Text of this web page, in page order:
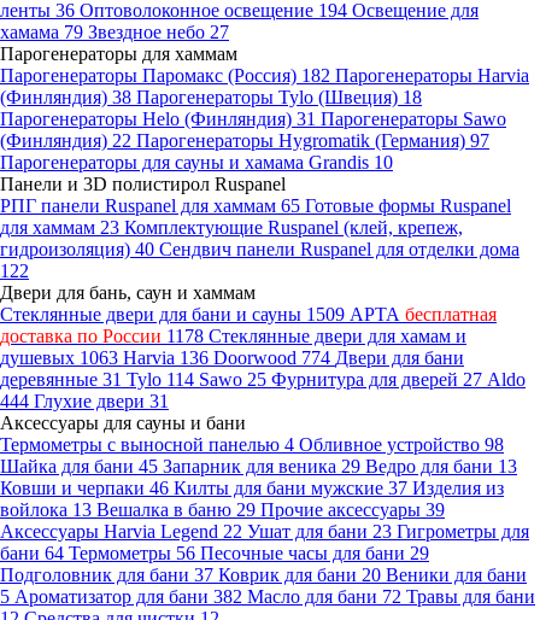
ленты 36 Оптоволоконное освещение 194 Освещение для
хамама 79 Звездное небо 27
Парогенераторы для хаммам
Парогенераторы Паромакс (Россия) 182 Парогенераторы Harvia
(Финляндия) 38 Парогенераторы Tylo (Швеция) 18
Парогенераторы Helo (Финляндия) 31 Парогенераторы Sawo
(Финляндия) 22 Парогенераторы Hygromatik (Германия) 97
Парогенераторы для сауны и хамама Grandis 10
Панели и 3D полистирол Ruspanel
РПГ панели Ruspanel для хаммам 65 Готовые формы Ruspanel
для хаммам 23 Комплектующие Ruspanel (клей, крепеж,
гидроизоляция) 40 Сендвич панели Ruspanel для отделки дома
122
Двери для бань, саун и хаммам
Стеклянные двери для бани и сауны 1509 АРТА бесплатная
доставка по России 1178 Стеклянные двери для хамам и
душевых 1063 Harvia 136 Doorwood 774 Двери для бани
деревянные 31 Tylo 114 Sawo 25 Фурнитура для дверей 27 Aldo
444 Глухие двери 31
Аксессуары для сауны и бани
Термометры с выносной панелью 4 Обливное устройство 98
Шайка для бани 45 Запарник для веника 29 Ведро для бани 13
Ковши и черпаки 46 Килты для бани мужские 37 Изделия из
войлока 13 Вешалка в баню 29 Прочие аксессуары 39
Аксессуары Harvia Legend 22 Ушат для бани 23 Гигрометры для
бани 64 Термометры 56 Песочные часы для бани 29
Подголовник для бани 37 Коврик для бани 20 Веники для бани
5 Ароматизатор для бани 382 Масло для бани 72 Травы для бани